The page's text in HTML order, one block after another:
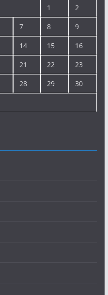
1 2
7 8 9
14 15 16
21 22 23
28 29 30